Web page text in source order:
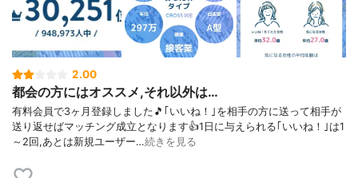
2.00
都会の方にはオススメ,それ以外は…
有料会員で3ヶ月登録しました🎵｢いいね！｣を相手の方に送って相手が
送り返せばマッチング成立となります👍1日に与えられる｢いいね！｣は1
～2回,あとは新規ユーザー…続きを見る